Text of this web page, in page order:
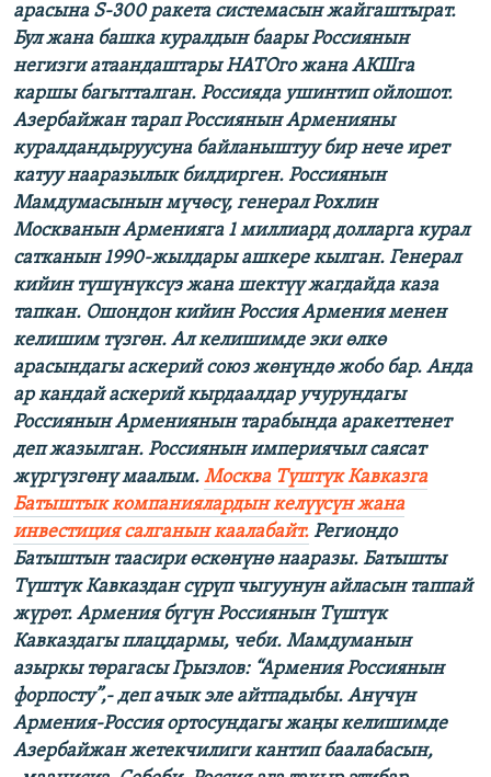
арасына S-300 ракета системасын жайгаштырат.
Бул жана башка куралдын баары Россиянын
негизги атаандаштары НАТОго жана АКШга
каршы багытталган. Россияда ушинтип ойлошот.
Азербайжан тарап Россиянын Арменияны
куралдандыруусуна байланыштуу бир нече ирет
катуу нааразылык билдирген. Россиянын
Мамдумасынын мүчөсү, генерал Рохлин
Москванын Арменияга 1 миллиард долларга курал
сатканын 1990-жылдары ашкере кылган. Генерал
кийин түшүнүксүз жана шектүү жагдайда каза
тапкан. Ошондон кийин Россия Армения менен
келишим түзгөн. Ал келишимде эки өлкө
арасындагы аскерий союз жөнүндө жобо бар. Анда
ар кандай аскерий кырдаалдар учурундагы
Россиянын Армениянын тарабында аракеттенет
деп жазылган. Россиянын империячыл саясат
жүргүзгөнү маалым. Москва Түштүк Кавказга
Батыштык компаниялардын келүүсүн жана
инвестиция салганын каалабайт. Региондо
Батыштын таасири өскөнүнө нааразы. Батышты
Түштүк Кавказдан сүрүп чыгуунун айласын таппай
жүрөт. Армения бүгүн Россиянын Түштүк
Кавказдагы плацдармы, чеби. Мамдуманын
азыркы төрагасы Грызлов: “Армения Россиянын
форпосту”,- деп ачык эле айтпадыбы. Анүчүн
Армения-Россия ортосундагы жаңы келишимде
Азербайжан жетекчилиги кантип баалабасын,